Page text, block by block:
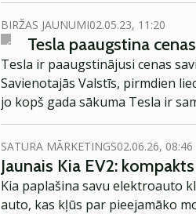
BIRŽAS JAUNUMI02.05.23, 11:20
Tesla paaugstina
Tesla ir paaugstinājusi cenas
Savienotajās Valstīs, pirmdien
jo kopš gada sākuma Tesla ir
SATURA MĀRKETINGS02.06.26, 08:46
Jaunais Kia EV2:
Kia paplašina savu elektroauto
auto, kas kļūs par pieejamāko